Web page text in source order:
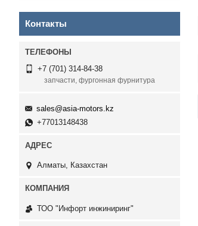
Контакты
+7 (701) 314-84-38
запчасти, фургонная фурнитура
sales@asia-motors.kz
+77013148438
Алматы, Казахстан
ТОО "Инфорт инжиниринг"